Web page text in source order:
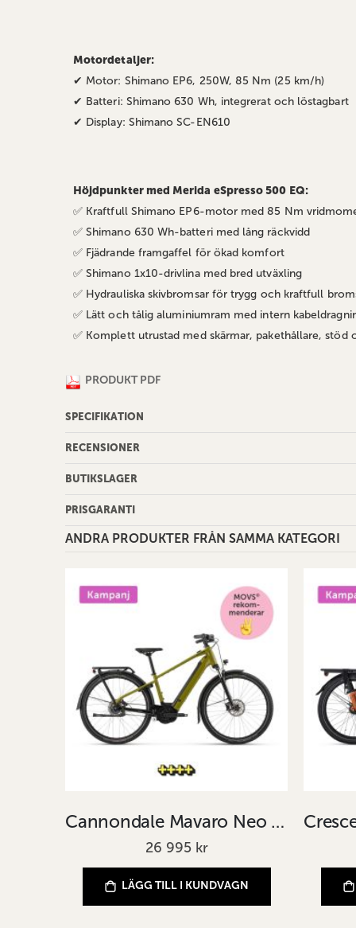
Motordetaljer:
✔ Motor: Shimano EP6, 250W, 85 Nm (25 km/h)
✔ Batteri: Shimano 630 Wh, integrerat och löstagbart
✔ Display: Shimano SC-EN610
Höjdpunkter med Merida eSpresso 500 EQ:
✅ Kraftfull Shimano EP6-motor med 85 Nm
✅ Shimano 630 Wh-batteri med lång räckvidd
✅ Fjädrande framgaffel för ökad komfort
✅ Shimano 1x10-drivlina med bred utväxling
✅ Hydrauliska skivbromsar för trygg och kraftfull
✅ Lätt och tålig aluminiumram med intern
✅ Komplett utrustad med skärmar, pakethållare, stöd
PRODUKT PDF
SPECIFIKATION
RECENSIONER
BUTIKSLAGER
PRISGARANTI
ANDRA PRODUKTER FRÅN SAMMA KATEGORI
Cannondale Mavaro Neo 4 Grön
26 995 kr
LÄGG TILL I KUNDVAGN